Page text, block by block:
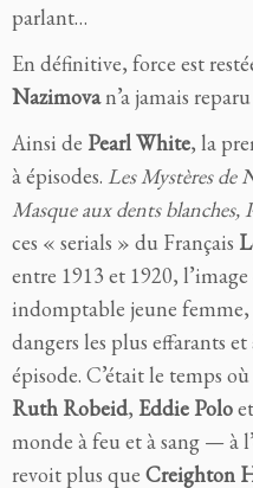
parlant…
En définitive, force est
Nazimovan’a jamais reparu
Ainsi de Pearl White, la
à épisodes. Les Mystères de
Masque aux dents blanches,
ces « serials » du Français
entre 1913 et 1920,
indomptable jeune
dangers les plus effarants
épisode. C’était le temps où
Ruth Robeid, Eddie Poloet
monde à feu et à sang — à
revoit plus que Creighton